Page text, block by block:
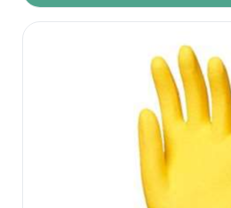
- Finition bord : coupe droite.
Confort intérieur, grainage
Sachet de 12 paires
144 paires / carton soit 12